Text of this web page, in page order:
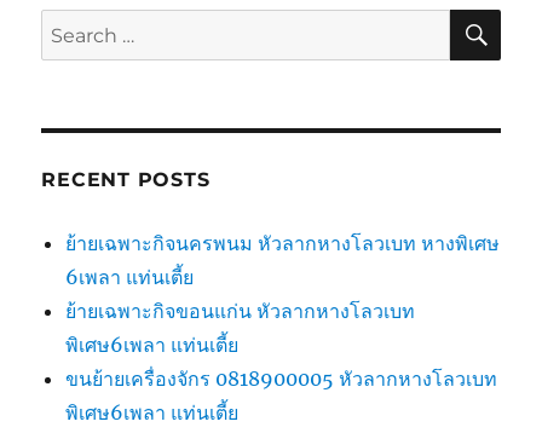
Search
for:
RECENT POSTS
ย้ายเฉพาะกิจนครพนม หัวลากหางโลวเบท หางพิเศษ
6เพลา แท่นเตี้ย
ย้ายเฉพาะกิจขอนแก่น หัวลากหางโลวเบท
พิเศษ6เพลา แท่นเตี้ย
ขนย้ายเครื่องจักร 0818900005 หัวลากหางโลวเบท
พิเศษ6เพลา แท่นเตี้ย